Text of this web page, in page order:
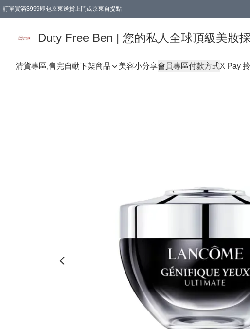
訂單買滿$999即包京東送貨上門或京東自提點
Duty Free Ben | 您的私人全球頂級美妝
清貨專區,售完自動下架商品 美容小分享會員專區付款方式X Pay